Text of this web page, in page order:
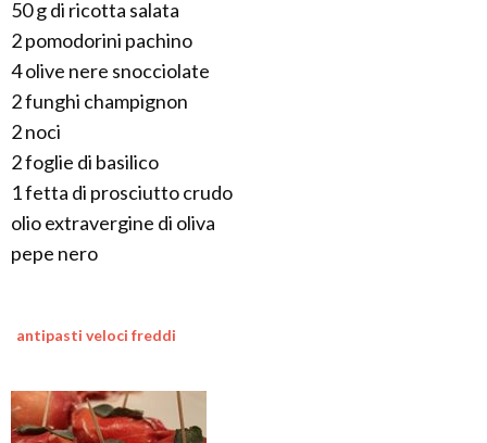
50 g di ricotta salata
2 pomodorini pachino
4 olive nere snocciolate
2 funghi champignon
2 noci
2 foglie di basilico
1 fetta di prosciutto crudo
olio extravergine di oliva
pepe nero
antipasti veloci freddi